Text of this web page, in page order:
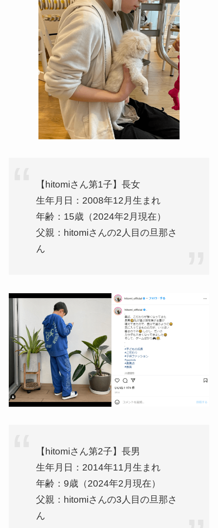
【hitomiさん第1子】長女
生年月日：2008年12月生まれ
年齢：15歳（2024年2月現在）
父親：hitomiさんの2人目の旦那さ
ん
【hitomiさん第2子】長男
生年月日：2014年11月生まれ
年齢：9歳（2024年2月現在）
父親：hitomiさんの3人目の旦那さ
ん